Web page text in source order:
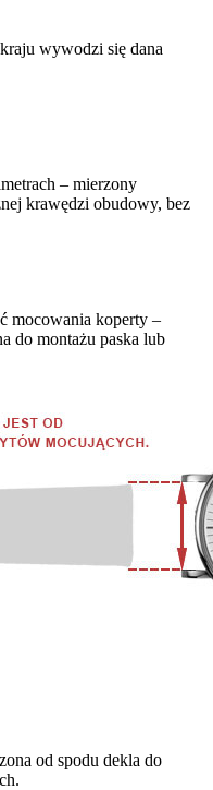
wywodzi się dana
– mierzony
krawędzi obudowy, bez
mocowania koperty –
do montażu paska lub
od spodu dekla do